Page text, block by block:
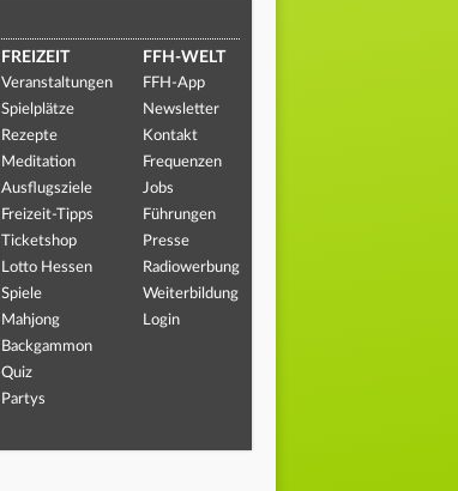
FREIZEIT
Veranstaltungen
Spielplätze
Rezepte
Meditation
Ausflugsziele
Freizeit-Tipps
Ticketshop
Lotto Hessen
Spiele
Mahjong
Backgammon
Quiz
Partys
FFH-WELT
FFH-App
Newsletter
Kontakt
Frequenzen
Jobs
Führungen
Presse
Radiowerbung
Weiterbildung
Login